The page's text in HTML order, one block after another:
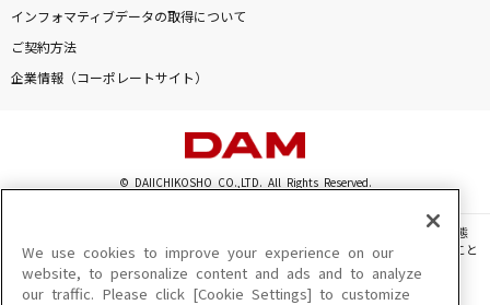
インフォマティブデータの取得について
ご契約方法
企業情報（コーポレートサイト）
© DAIICHIKOSHO CO.,LTD. All Rights Reserved.
このサイトに掲載されている一切の文章・画像・写真・動画・音声等を、手段や形態
を問わず、著作権法の定める範囲を超えて無断で複製、転載、ファイル化などすること
を禁じます。
楽曲及びコンテンツは、機種によりご利用いただけない場合があります。
We use cookies to improve your experience on our
website, to personalize content and ads and to analyze
our traffic. Please click [Cookie Settings] to customize